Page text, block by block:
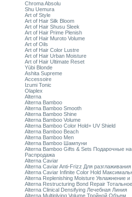
Chroma Absolu
Shu Uemura
Art of Style
Art of Hair Silk Bloom
Art of Hair Shusu Sleek
Art of Hair Prime Plenish
Art of Hair Muroto Volume
Art of Oils
Art of Hair Color Lustre
Art of Hair Urban Moisture
Art of Hair Ultimate Reset
Yūbi Blonde
Ashita Supreme
Accessoire
Izumi Tonic
Olaplex
Alterna
Alterna Bamboo
Alterna Bamboo Smooth
Alterna Bamboo Shine
Alterna Bamboo Volume
Alterna Bamboo Color Hold+ UV Shield
Alterna Bamboo Beach
Alterna Bamboo Men
Alterna Bamboo Шампуни
Alterna Bamboo Gifts & Sets Подарочные
Распродажа
Alterna Caviar
Alterna Caviar Anti-Frizz Для
Alterna Caviar Infinite Color Hold
Alterna Replenishing Moisture Увлажнение и
Alterna Restructuring Bond Repair
Alterna Clinical Densifying Лечебная Линия
Alterna Multiplying Volume Тройной Объем